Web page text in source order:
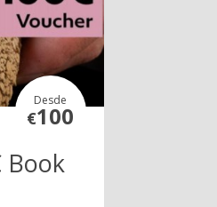
Desde
€100
Book